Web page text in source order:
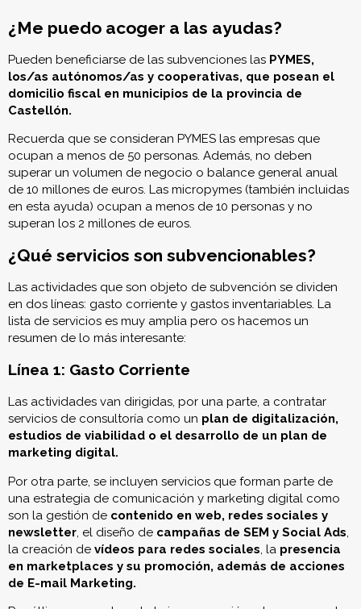
¿Me puedo acoger a las ayudas?
Pueden beneficiarse de las subvenciones las PYMES,
los/as autónomos/as y cooperativas, que posean el
domicilio fiscal en municipios de la provincia de
Castellón.
Recuerda que se consideran PYMES las empresas que
ocupan a menos de 50 personas. Además, no deben
superar un volumen de negocio o balance general anual
de 10 millones de euros. Las micropymes (también incluidas
en esta ayuda) ocupan a menos de 10 personas y no
superan los 2 millones de euros.
¿Qué servicios son subvencionables?
Las actividades que son objeto de subvención se dividen
en dos líneas: gasto corriente y gastos inventariables. La
lista de servicios es muy amplia pero os hacemos un
resumen de lo más interesante:
Línea 1: Gasto Corriente
Las actividades van dirigidas, por una parte, a contratar
servicios de consultoría como un plan de digitalización,
estudios de viabilidad o el desarrollo de un plan de
marketing digital.
Por otra parte, se incluyen servicios que forman parte de
una estrategia de comunicación y marketing digital como
son la gestión de contenido en web, redes sociales y
newsletter , el diseño de campañas de SEM y Social Ads
la creación de vídeos para redes sociales , la presencia
en marketplaces y su promoción, además de acciones
de E-mail Marketing.